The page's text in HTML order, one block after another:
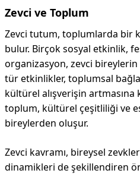
Zevci ve Toplum
Zevci tutum, toplumlarda bir
bulur. Birçok sosyal etkinlik,
organizasyon, zevci
tür etkinlikler, toplumsal
kültürel alışverişin artmasına
toplum, kültürel çeşitliliği ve
bireylerden oluşur.
Zevci kavramı, bireysel
dinamikleri de şekillendiren